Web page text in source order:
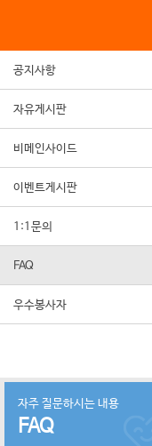
공지사항
자유게시판
비메인사이드
이벤트게시판
1:1문의
FAQ
우수봉사자
자주 질문하시는 내용
FAQ